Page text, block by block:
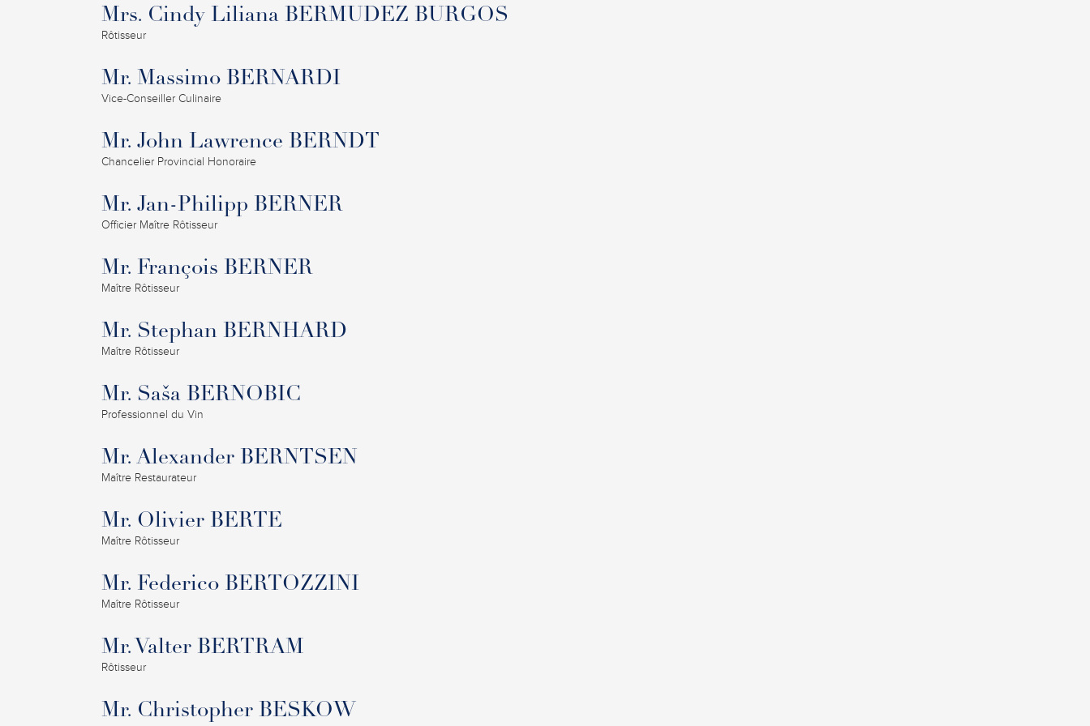
Mrs. Cindy Liliana BERMUDEZ BURGOS
Rôtisseur
Mr. Massimo BERNARDI
Vice-Conseiller Culinaire
Mr. John Lawrence BERNDT
Chancelier Provincial Honoraire
Mr. Jan-Philipp BERNER
Officier Maître Rôtisseur
Mr. François BERNER
Maître Rôtisseur
Mr. Stephan BERNHARD
Maître Rôtisseur
Mr. Saša BERNOBIC
Professionnel du Vin
Mr. Alexander BERNTSEN
Maître Restaurateur
Mr. Olivier BERTE
Maître Rôtisseur
Mr. Federico BERTOZZINI
Maître Rôtisseur
Mr. Valter BERTRAM
Rôtisseur
Mr. Christopher BESKOW